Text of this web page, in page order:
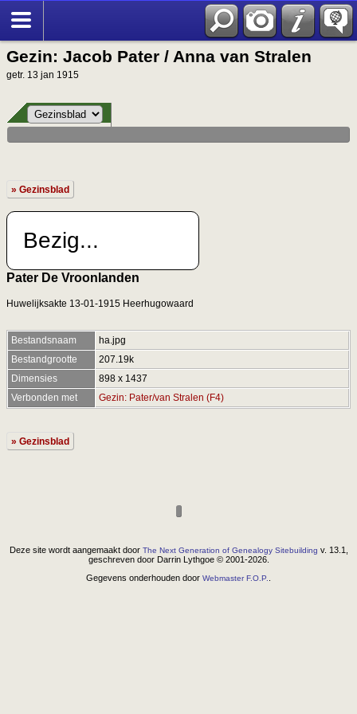
Gezin: Jacob Pater / Anna van Stralen
getr. 13 jan 1915
» Gezinsblad
Bezig...
Pater De Vroonlanden
Huwelijksakte 13-01-1915 Heerhugowaard
Bestandsnaam
ha.jpg
Bestandgrootte
207.19k
Dimensies
898 x 1437
Verbonden met
Gezin: Pater/van Stralen (F4)
» Gezinsblad
Deze site wordt aangemaakt door The Next Generation of Genealogy Sitebuilding v. 13.1,
geschreven door Darrin Lythgoe © 2001-2026.
Gegevens onderhouden door Webmaster F.O.P.